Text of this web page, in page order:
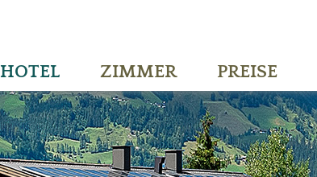
HOTEL ZIMMER PREISE